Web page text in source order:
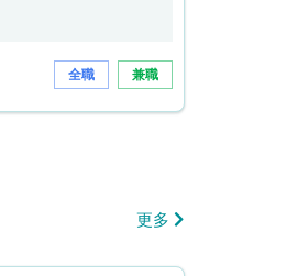
全職 兼職
更多